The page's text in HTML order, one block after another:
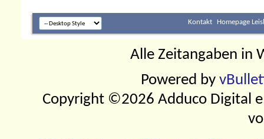
Kontakt Homepage
Alle Zeitangaben in
Powered by
Copyright ©2026 Adduco Digital